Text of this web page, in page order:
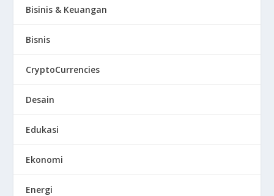
Bisinis & Keuangan
Bisnis
CryptoCurrencies
Desain
Edukasi
Ekonomi
Energi